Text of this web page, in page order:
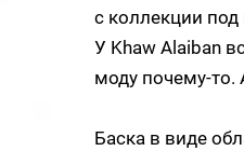
с коллекции
У Khaw Alaiban
моду почему-то.
Баска в виде